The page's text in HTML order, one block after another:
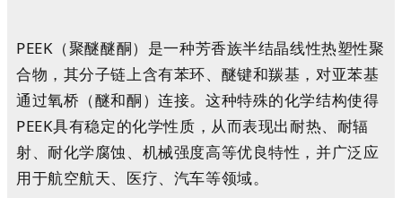
PEEK（聚醚醚酮） 是一种芳香族半结晶线性热塑性聚
合物，其分子链上含有苯环、醚键和羰基，对亚苯基
通过氧桥（醚和酮）连接。这种特殊的化学结构使得
PEEK具有稳定的化学性质，从而表现出耐热、耐辐
射、 耐化学腐蚀、机械强度高等优良特性 ，并广泛应
用于航空航天、医疗、汽车等领域。